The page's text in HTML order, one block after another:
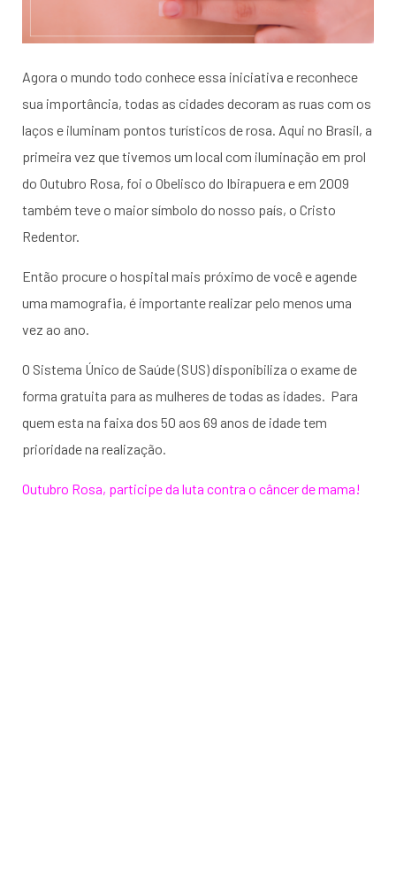
Agora o mundo todo conhece essa iniciativa e reconhece
sua importância, todas as cidades decoram as ruas com os
laços e iluminam pontos turísticos de rosa. Aqui no Brasil, a
primeira vez que tivemos um local com iluminação em prol
do Outubro Rosa, foi o Obelisco do Ibirapuera e em 2009
também teve o maior símbolo do nosso país, o Cristo
Redentor.
Então procure o hospital mais próximo de você e agende
uma mamografia, é importante realizar pelo menos uma
vez ao ano.
O Sistema Único de Saúde (SUS) disponibiliza o exame de
forma gratuita para as mulheres de todas as idades. Para
quem esta na faixa dos 50 aos 69 anos de idade tem
prioridade na realização.
Outubro Rosa, participe da luta contra o câncer de mama!